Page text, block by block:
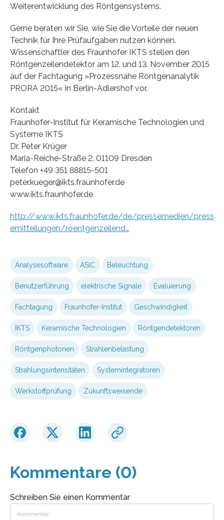
Weiterentwicklung des Röntgensystems.
Gerne beraten wir Sie, wie Sie die Vorteile der neuen
Technik für Ihre Prüfaufgaben nutzen können.
Wissenschaftler des Fraunhofer IKTS stellen den
Röntgenzeilendetektor am 12. und 13. November 2015
auf der Fachtagung »Prozessnahe Röntgenanalytik
PRORA 2015« in Berlin-Adlershof vor.
Kontakt
Fraunhofer-Institut für Keramische Technologien und
Systeme IKTS
Dr. Peter Krüger
Maria-Reiche-Straße 2, 01109 Dresden
Telefon +49 351 88815-501
peter.kueger@ikts.fraunhofer.de
www.ikts.fraunhofer.de
http://www.ikts.fraunhofer.de/de/pressemedien/press
emitteilungen/roentgenzeilend…
Analysesoftware ASIC Beleuchtung
Benutzerführung elektrische Signale Evaluierung
Fachtagung Fraunhofer-Institut Geschwindigkeit
IKTS Keramische Technologien Röntgendetektoren
Röntgenphotonen Strahlenbelastung
Strahlungsintensitäten Systemintegratoren
Werkstoffprüfung Zukunftsweisende
Kommentare (0)
Schreiben Sie einen Kommentar